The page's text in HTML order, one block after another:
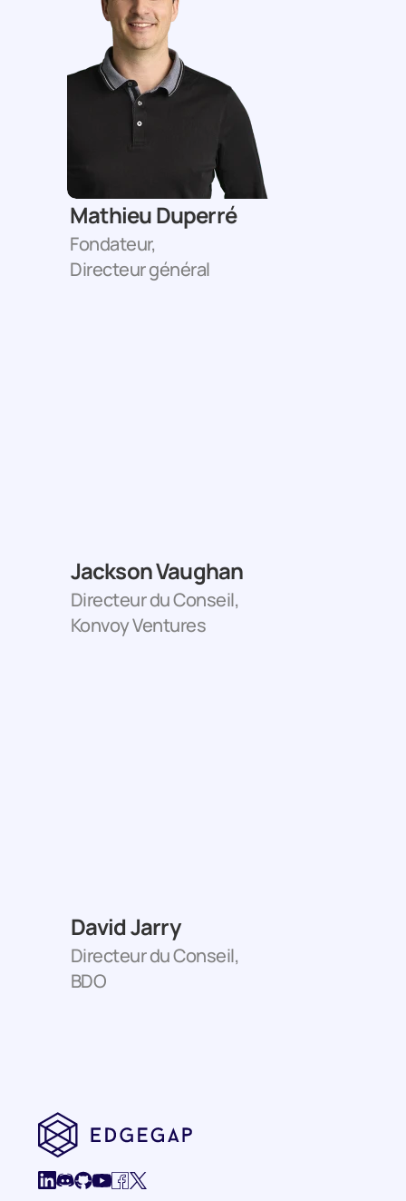
Mathieu Duperré
Fondateur,
Directeur général
Jackson Vaughan
Directeur du Conseil,
Konvoy Ventures
David Jarry
Directeur du Conseil,
BDO